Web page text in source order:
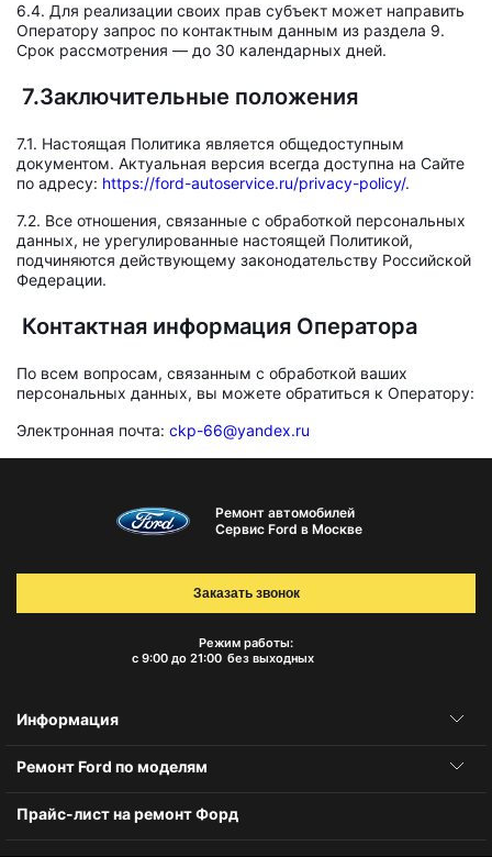
6.4. Для реализации своих прав субъект может направить
Оператору запрос по контактным данным из раздела 9.
Срок рассмотрения — до 30 календарных дней.
7.Заключительные положения
7.1. Настоящая Политика является общедоступным
документом. Актуальная версия всегда доступна на Сайте
по адресу: https://ford-autoservice.ru/privacy-policy/.
7.2. Все отношения, связанные с обработкой персональных
данных, не урегулированные настоящей Политикой,
подчиняются действующему законодательству Российской
Федерации.
Контактная информация Оператора
По всем вопросам, связанным с обработкой ваших
персональных данных, вы можете обратиться к Оператору:
Электронная почта: ckp-66@yandex.ru
Ремонт автомобилей
Сервис Ford в Москве
Режим работы:
с 9:00 до 21:00 без выходных
Заказать звонок
Информация
Ремонт Ford по моделям
Прайс-лист на ремонт Форд